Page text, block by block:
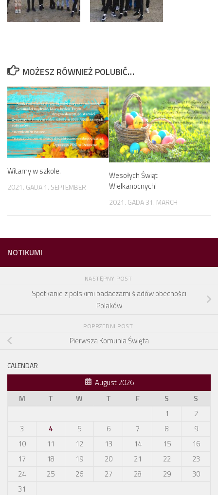
MOŻESZ RÓWNIEŻ POLUBIĆ…
Witamy w szkole.
2021. GADA 1. SEPTEMBER
Wesołych Świąt
Wielkanocnych!
2021. GADA 31. MARCH
NOTIKUMI
NASTĘPNY POST
Spotkanie z polskimi badaczami śladów obecności
Polaków
POPRZEDNI POST
Pierwsza Komunia Święta
CALENDAR
August 2026
M
T W T F S
S
1
2
3
4 5 6 7 8
9
10
11 12 13 14 15
16
17
18 19 20 21 22
23
24
25 26 27 28 29
30
31